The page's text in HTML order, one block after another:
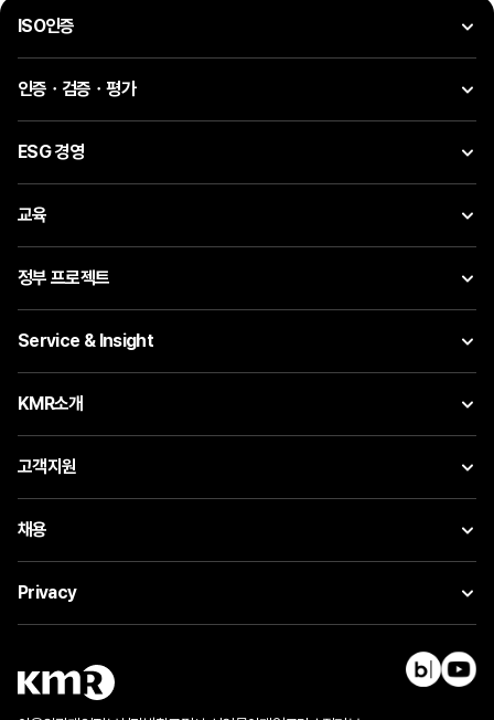
ISO인증
인증ㆍ검증ㆍ평가
ESG 경영
교육
정부 프로젝트
Service & Insight
KMR소개
고객지원
채용
Privacy